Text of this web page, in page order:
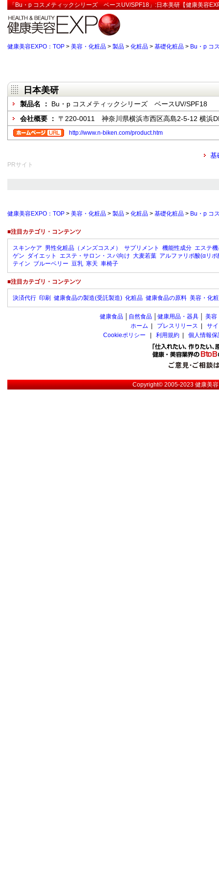
「Bu・p コスメティックシリーズ ベースUV/SPF18」:日本美研【健康美容
健康美容EXPO：TOP > 美容・化粧品 > 製品 > 化粧品 > 基礎化粧品 > Bu・p コ
日本美研
製品名 ： Bu・p コスメティックシリーズ ベースUV/SPF18
会社概要 ： 〒220-0011 神奈川県横浜市西区高島2-5-12 横浜
http://www.n-biken.com/product.htm
基
PRサイト
健康美容EXPO：TOP > 美容・化粧品 > 製品 > 化粧品 > 基礎化粧品 > Bu・p コ
■注目カテゴリ・コンテンツ
スキンケア 男性化粧品（メンズコスメ） サプリメント 機能性成分 エステ
ゲン ダイエット エステ・サロン・スパ向け 大麦若葉 アルファリポ酸(αリポ
テイン ブルーベリー 豆乳 寒天 車椅子
■注目カテゴリ・コンテンツ
決済代行 印刷 健康食品の製造(受託製造) 化粧品 健康食品の原料 美容・化
健康食品 自然食品 健康用品・器具 美容
ホーム
プレスリリース
サ
Cookieポリシー
利用規約 個人情報
Copyright© 2005-2023健康美